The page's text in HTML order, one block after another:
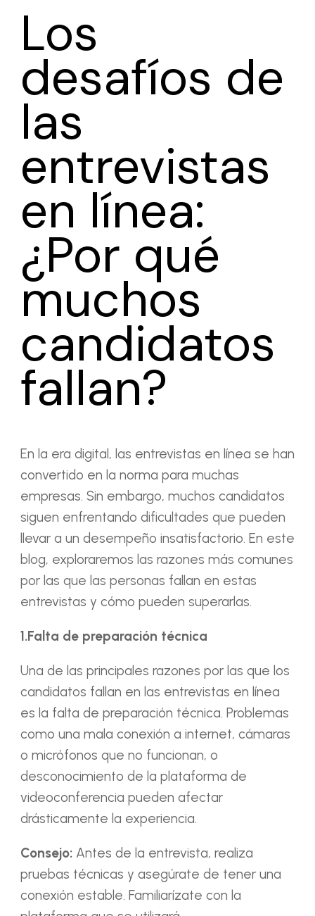
Los
desafíos de
las
entrevistas
en línea:
¿Por qué
muchos
candidatos
fallan?
En la era digital, las entrevistas en línea se han
convertido en la norma para muchas
empresas. Sin embargo, muchos candidatos
siguen enfrentando dificultades que pueden
llevar a un desempeño insatisfactorio. En este
blog, exploraremos las razones más comunes
por las que las personas fallan en estas
entrevistas y cómo pueden superarlas.
1.Falta de preparación técnica
Una de las principales razones por las que los
candidatos fallan en las entrevistas en línea
es la falta de preparación técnica. Problemas
como una mala conexión a internet, cámaras
o micrófonos que no funcionan, o
desconocimiento de la plataforma de
videoconferencia pueden afectar
drásticamente la experiencia.
Consejo:Antes de la entrevista, realiza
pruebas técnicas y asegúrate de tener una
conexión estable. Familiarízate con la